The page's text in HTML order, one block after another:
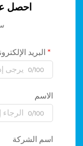
احصل
البريد
0/100
الاسم
0/100
اسم الشركة